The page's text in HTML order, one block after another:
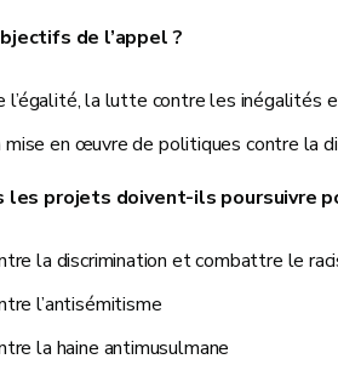
de l’appel ?
l’égalité, la lutte contre les inégalités
en œuvre de politiques contre la
les projets doivent-ils poursuivre
la discrimination et combattre le
l’antisémitisme
la haine antimusulmane